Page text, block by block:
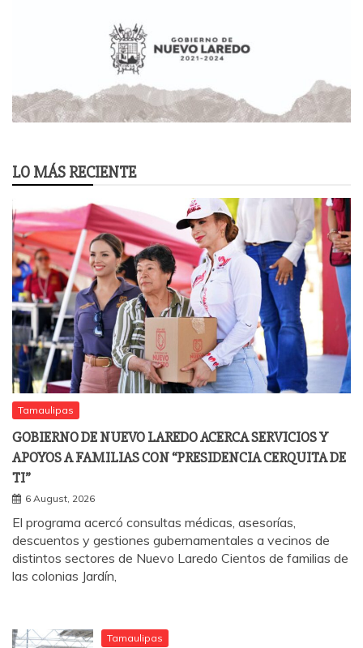
LO MÁS RECIENTE
Tamaulipas
GOBIERNO DE NUEVO LAREDO ACERCA SERVICIOS Y
APOYOS A FAMILIAS CON “PRESIDENCIA CERQUITA DE
TI”
6 August, 2026
El programa acercó consultas médicas, asesorías,
descuentos y gestiones gubernamentales a vecinos de
distintos sectores de Nuevo Laredo Cientos de familias de
las colonias Jardín,
Tamaulipas